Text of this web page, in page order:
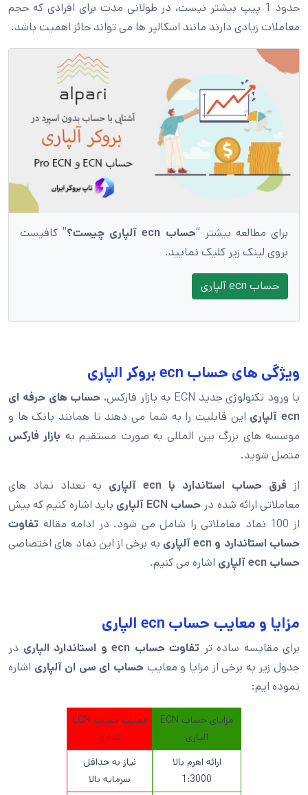
حدود 1 پیپ بیشتر نیست، در طولانی مدت برای افرادی که حجم
معاملات زیادی دارند مانند اسکالپر ها می تواند حائز اهمیت باشد.
برای مطالعه بیشتر “حساب ecn آلپاری چیست؟
” کافیست
بروی لینک زیر کلیک نمایید.
حساب ecn آلپاری
ویژگی های حساب ecn بروکر الپاری
با ورود تکنولوژی جدید ECN به بازار فارکس،
حساب های حرفه ای
ecn آلپاری
این قابلیت را به شما می دهند تا همانند بانک ها و
موسسه های بزرگ بین المللی به صورت مستقیم به بازار فارکس
متصل شوید.
از فرق حساب استاندارد با ecn آلپاری
به تعداد نماد های
معاملاتی ارائه شده در حساب ECN آلپاری
باید اشاره کنیم که بیش
از 100 نماد معاملاتی را شامل می شود. در ادامه مقاله
تفاوت
حساب استاندارد و ecn آلپاری
به برخی از این نماد های اختصاصی
حساب ecn آلپاری
اشاره می کنیم.
مزایا و معایب حساب ecn الپاری
برای مقایسه ساده تر تفاوت حساب ecn و استاندارد الپاری
در
جدول زیر به برخی از مزایا و معایب حساب ای سی ان آلپاری اشاره
نموده ایم:
مزایای حساب ECN
آلپاری
معایب حساب ECN
آلپاری
ارائه اهرم بالا
1:3000
نیاز به حداقل
سرمایه بالا